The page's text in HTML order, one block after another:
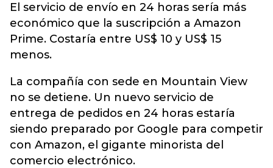
El servicio de envío en 24 horas sería más
económico que la suscripción a Amazon
Prime. Costaría entre US$ 10 y US$ 15
menos.
La compañía con sede en Mountain View
no se detiene. Un nuevo servicio de
entrega de pedidos en 24 horas estaría
siendo preparado por Google para competir
con Amazon, el gigante minorista del
comercio electrónico.